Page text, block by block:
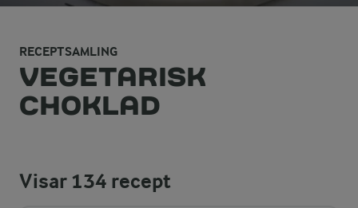
RECEPTSAMLING
VEGETARISK
CHOKLAD
Visar134 recept